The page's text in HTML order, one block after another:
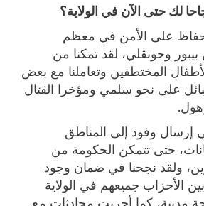
لك حتى الآن في الولاية؟
على الأمن في معظم
وجونقلي، لقد تمكنا من
المختطفين وتعاملنا مع بعض
على نحو سلمي ومؤخرا القتال
إرسال وفود إلى المناطق
حتى تتمكن الحكومة من
ولقد نجحنا في ضمان وجود
الأحزاب جميعهم في الولاية